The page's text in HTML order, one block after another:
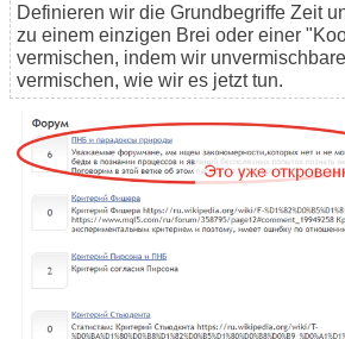
Definieren wir die Grundbegriffe Zeit
zu einem einzigen Brei oder einer
vermischen, indem wir
vermischen, wie wir es jetzt tun.